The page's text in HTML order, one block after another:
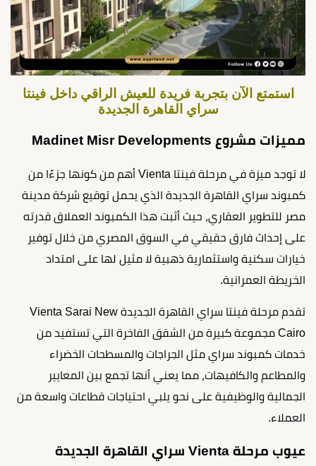
استمتع الآن بتجربة فريدة للعيش الراقي داخل فينتا
سراي القاهرة الجديدة
مميزات مشروع Madinet Misr Developments
لا توجد ميزة في مرحلة فينتا Vienta أهم من كونها جزءًا من
كمبوند سراي القاهرة الجديدة الذي يحمل توقيع شركة مدينة
مصر للتطوير العقاري، حيث أثبت هذا الكمبوند العملاق قدرته
على إحداث فارق حقيقي في السوق المصري من خلال توفير
خيارات سكنية واستثمارية ذهبية لا مثيل لها على امتداد
الخريطة العمرانية.
تقدم مرحلة فينتا سراي القاهرة الجديدة Vienta Sarai New
Cairo مجموعة كبيرة من الشقق الفاخرة التي تستفيد من
خدمات كمبوند سراي مثل الجراجات والمسطحات الخضراء
والمطاعم والكافيهات، مما يعني أنها تجمع بين المعايير
الجمالية والوظيفية على نحو يلبي احتياجات قطاعات واسعة من
العملاء.
عيوب مرحلة Vienta سراي القاهرة الجديدة